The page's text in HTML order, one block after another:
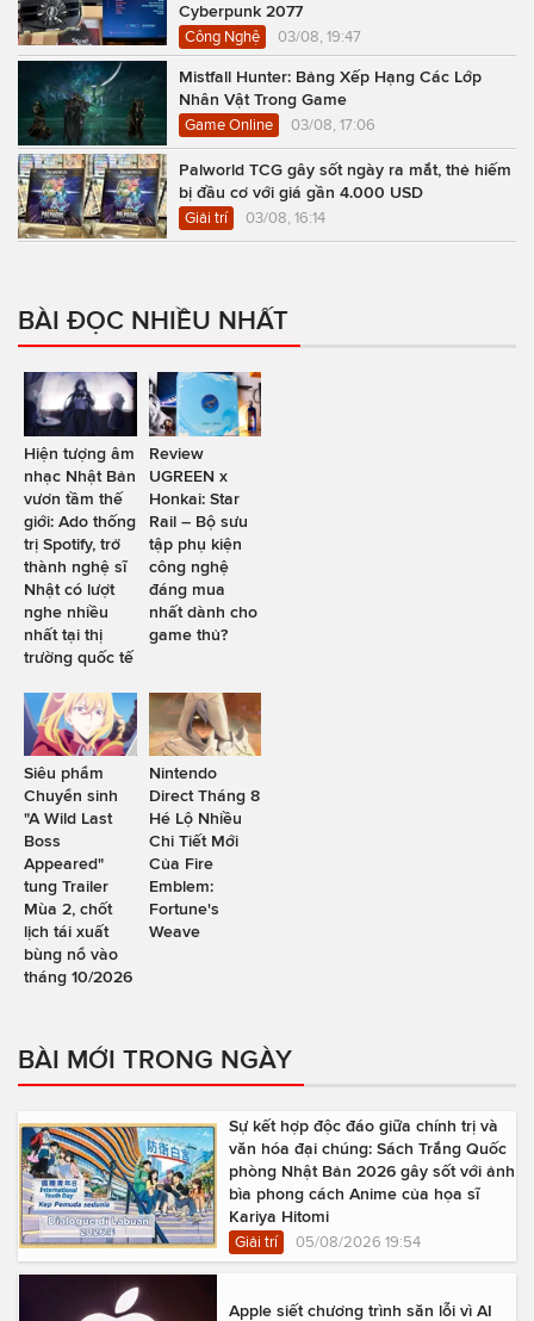
Cyberpunk 2077
Công Nghệ 03/08, 19:47
Mistfall Hunter: Bảng Xếp Hạng Các Lớp
Nhân Vật Trong Game
Game Online 03/08, 17:06
Palworld TCG gây sốt ngày ra mắt, thẻ hiếm
bị đầu cơ với giá gần 4.000 USD
Giải trí 03/08, 16:14
BÀI ĐỌC NHIỀU NHẤT
Hiện tượng âm
nhạc Nhật Bản
vươn tầm thế
giới: Ado thống
trị Spotify, trở
thành nghệ sĩ
Nhật có lượt
nghe nhiều
nhất tại thị
trường quốc tế
Review
UGREEN x
Honkai: Star
Rail – Bộ sưu
tập phụ kiện
công nghệ
đáng mua
nhất dành cho
game thủ?
Siêu phẩm
Chuyển sinh
"A Wild Last
Boss
Appeared"
tung Trailer
Mùa 2, chốt
lịch tái xuất
bùng nổ vào
tháng 10/2026
Nintendo
Direct Tháng 8
Hé Lộ Nhiều
Chi Tiết Mới
Của Fire
Emblem:
Fortune's
Weave
BÀI MỚI TRONG NGÀY
Sự kết hợp độc đáo giữa chính trị và
văn hóa đại chúng: Sách Trắng Quốc
phòng Nhật Bản 2026 gây sốt với ảnh
bìa phong cách Anime của họa sĩ
Kariya Hitomi
Giải trí 05/08/2026 19:54
Apple siết chương trình săn lỗi vì AI